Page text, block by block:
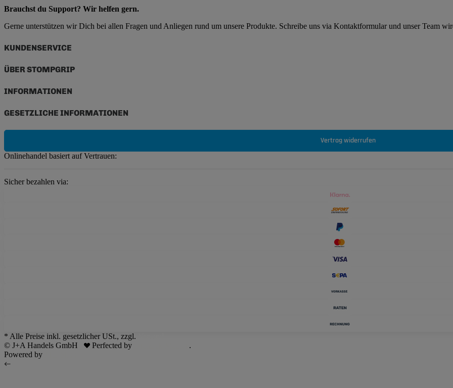
Brauchst du Support? Wir helfen gern.
Gerne unterstützen wir Dich bei allen Fragen und Anliegen rund um unsere Produkte. Schreibe uns via Kontaktformular und unser Team
KUNDENSERVICE
ÜBER STOMPGRIP
INFORMATIONEN
GESETZLICHE INFORMATIONEN
Vertrag widerrufen
Onlinehandel basiert auf Vertrauen:
Sicher bezahlen via:
* Alle Preise inkl. gesetzlicher USt., zzgl.
© J+A Handels GmbH
Perfected by
.
Powered by